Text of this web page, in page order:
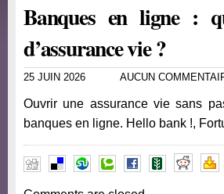
Banques en ligne :
d’assurance vie ?
25 JUIN 2026 AUCUN
Ouvrir une assurance vie sans
banques en ligne. Hello bank !,